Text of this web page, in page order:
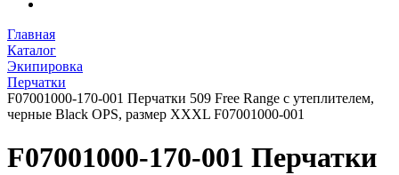
Главная
Каталог
Экипировка
Перчатки
F07001000-170-001 Перчатки 509 Free Range с утеплителем,
черные Black OPS, размер XXXL F07001000-001
F07001000-170-001 Перчатки